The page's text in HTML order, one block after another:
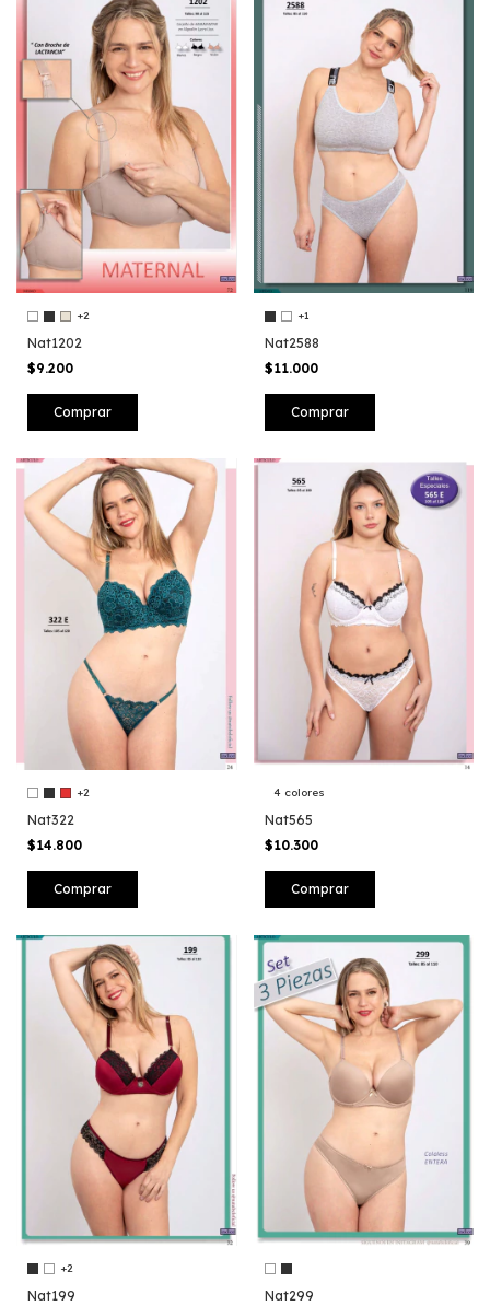
+2
Nat1202
$9.200
Comprar
+1
Nat2588
$11.000
Comprar
+2
Nat322
$14.800
Comprar
4 colores
Nat565
$10.300
Comprar
+2
Nat199
Nat299